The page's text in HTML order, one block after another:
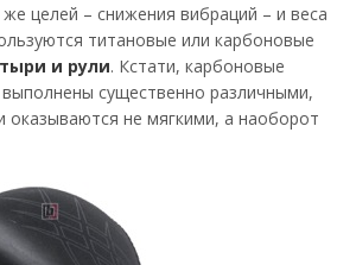
целей – снижения вибраций – и веса
титановые или карбоновые
и рули. Кстати, карбоновые
существенно различными,
оказываются не мягкими, а наоборот